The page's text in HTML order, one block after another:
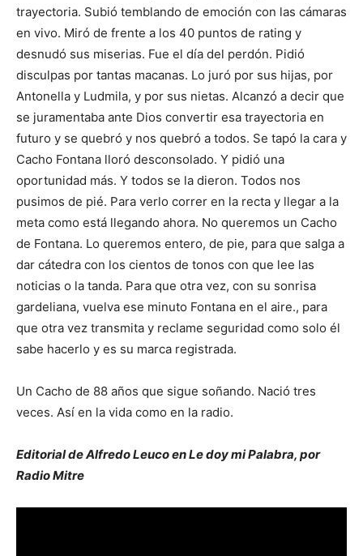
trayectoria. Subió temblando de emoción con las cámaras
en vivo. Miró de frente a los 40 puntos de rating y
desnudó sus miserias. Fue el día del perdón. Pidió
disculpas por tantas macanas. Lo juró por sus hijas, por
Antonella y Ludmila, y por sus nietas. Alcanzó a decir que
se juramentaba ante Dios convertir esa trayectoria en
futuro y se quebró y nos quebró a todos. Se tapó la cara y
Cacho Fontana lloró desconsolado. Y pidió una
oportunidad más. Y todos se la dieron. Todos nos
pusimos de pié. Para verlo correr en la recta y llegar a la
meta como está llegando ahora. No queremos un Cacho
de Fontana. Lo queremos entero, de pie, para que salga a
dar cátedra con los cientos de tonos con que lee las
noticias o la tanda. Para que otra vez, con su sonrisa
gardeliana, vuelva ese minuto Fontana en el aire., para
que otra vez transmita y reclame seguridad como solo él
sabe hacerlo y es su marca registrada.
Un Cacho de 88 años que sigue soñando. Nació tres
veces. Así en la vida como en la radio.
Editorial de Alfredo Leuco en Le doy mi Palabra, por
Radio Mitre